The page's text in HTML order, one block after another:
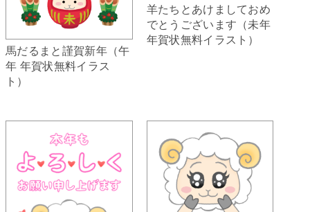
馬だるまと謹賀新年（午
年 年賀状無料イラス
ト）
羊たちとあけましておめ
でとうございます（未年
年賀状無料イラスト）